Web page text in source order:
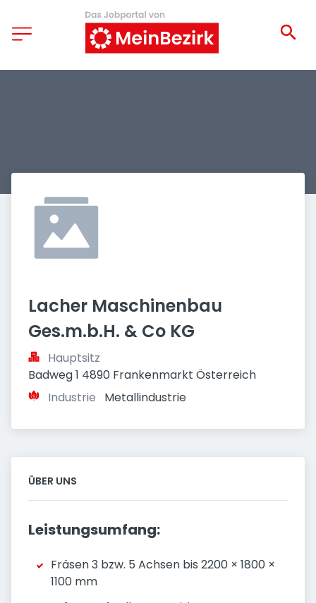
Lacher Maschinenbau
Ges.m.b.H. & Co KG
Hauptsitz
Badweg 1 4890 Frankenmarkt Österreich
Industrie
Metallindustrie
ÜBER UNS
Leistungsumfang:
Fräsen 3 bzw. 5 Achsen bis 2200 × 1800 ×
1100 mm